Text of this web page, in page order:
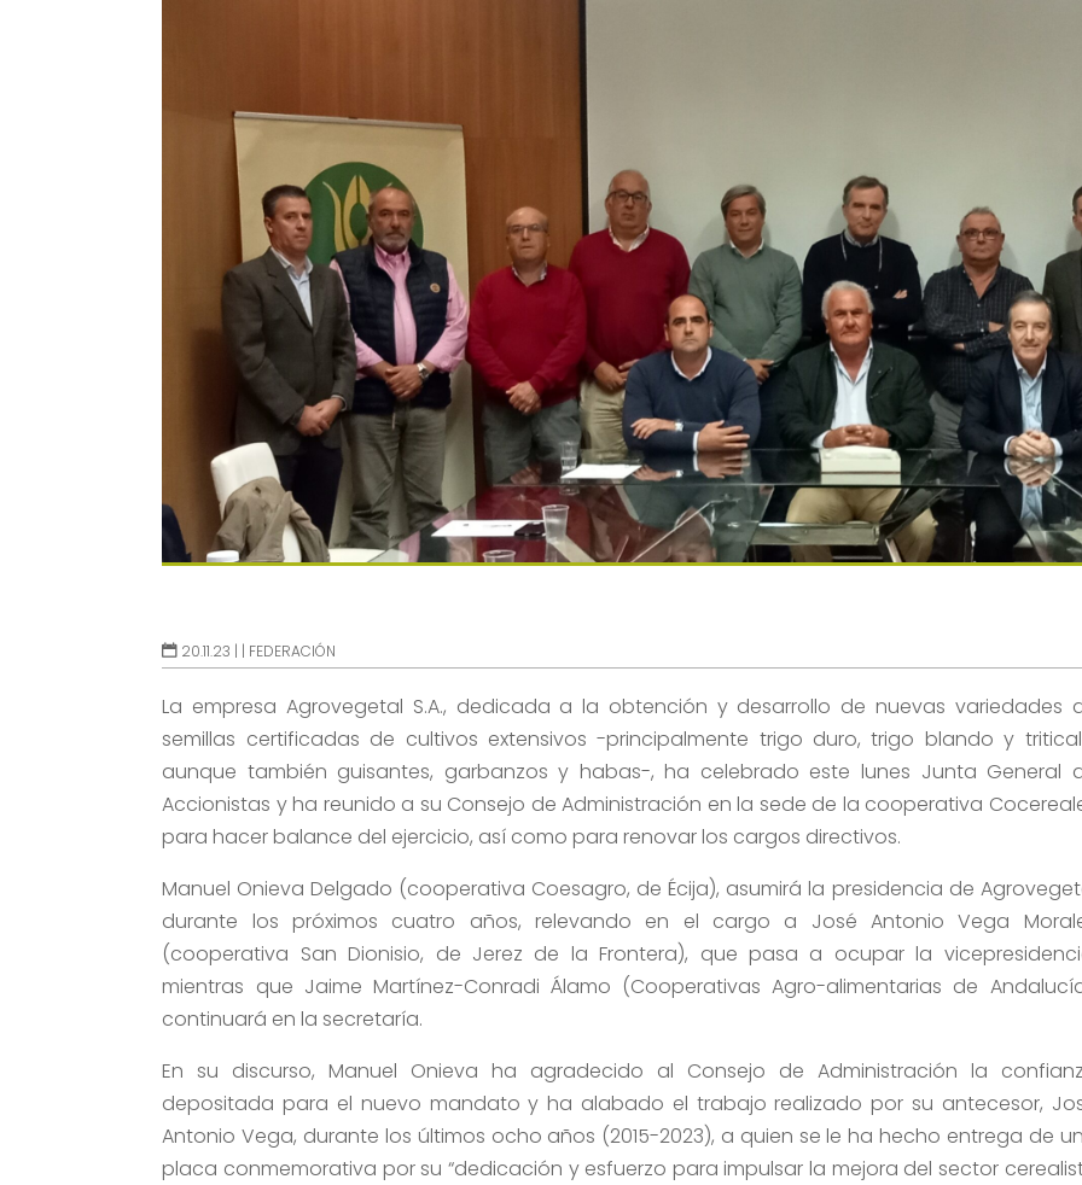
20.11.23 | | FEDERACIÓN
La empresa Agrovegetal S.A., dedicada a la obtención y desarrollo de nuevas variedades
semillas certificadas de cultivos extensivos -principalmente trigo duro, trigo blando y
aunque también guisantes, garbanzos y habas-, ha celebrado este lunes Junta General
Accionistas y ha reunido a su Consejo de Administración en la sede de la cooperativa
para hacer balance del ejercicio, así como para renovar los cargos directivos.
Manuel Onieva Delgado (cooperativa Coesagro, de Écija), asumirá la presidencia de
durante los próximos cuatro años, relevando en el cargo a José Antonio Vega
(cooperativa San Dionisio, de Jerez de la Frontera), que pasa a ocupar la
mientras que Jaime Martínez-Conradi Álamo (Cooperativas Agro-alimentarias de
continuará en la secretaría.
En su discurso, Manuel Onieva ha agradecido al Consejo de Administración la
depositada para el nuevo mandato y ha alabado el trabajo realizado por su antecesor,
Antonio Vega, durante los últimos ocho años (2015-2023), a quien se le ha hecho entrega de
placa conmemorativa por su “dedicación y esfuerzo para impulsar la mejora del sector